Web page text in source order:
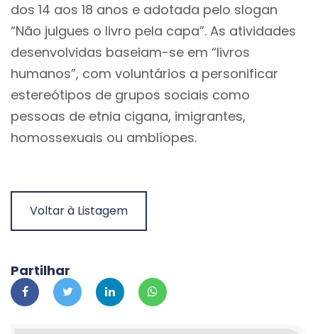
dos 14 aos 18 anos e adotada pelo slogan
“Não julgues o livro pela capa”. As atividades
desenvolvidas baseiam-se em “livros
humanos”, com voluntários a personificar
estereótipos de grupos sociais como
pessoas de etnia cigana, imigrantes,
homossexuais ou amblíopes.
Voltar à Listagem
Partilhar